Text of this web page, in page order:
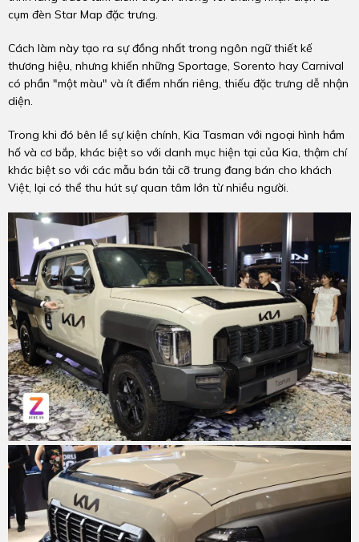
cụm đèn Star Map đặc trưng.
Cách làm này tạo ra sự đồng nhất trong ngôn ngữ thiết kế
thương hiệu, nhưng khiến những Sportage, Sorento hay Carnival
có phần "một màu" và ít điểm nhấn riêng, thiếu đặc trưng dễ nhận
diện.
Trong khi đó bên lề sự kiện chính, Kia Tasman với ngoại hình hầm
hố và cơ bắp, khác biệt so với danh mục hiện tại của Kia, thậm chí
khác biệt so với các mẫu bán tải cỡ trung đang bán cho khách
Việt, lại có thể thu hút sự quan tâm lớn từ nhiều người.